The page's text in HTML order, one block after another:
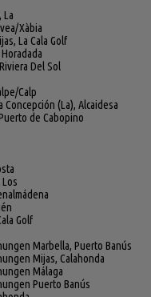
La
Xàbia
La Cala Golf
Del Sol
Calp
(La), Alcaidesa
de Cabopino
Golf
Marbella, Puerto Banús
Mijas, Calahonda
Málaga
Puerto Banús